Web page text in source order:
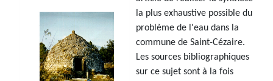
la plus exhaustive possible du
problème de l'eau dans la
commune de Saint-Cézaire.
Les sources bibliographiques
sur ce sujet sont à la fois